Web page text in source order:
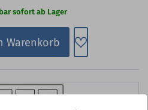
sofort ab Lager
Warenkorb Zum